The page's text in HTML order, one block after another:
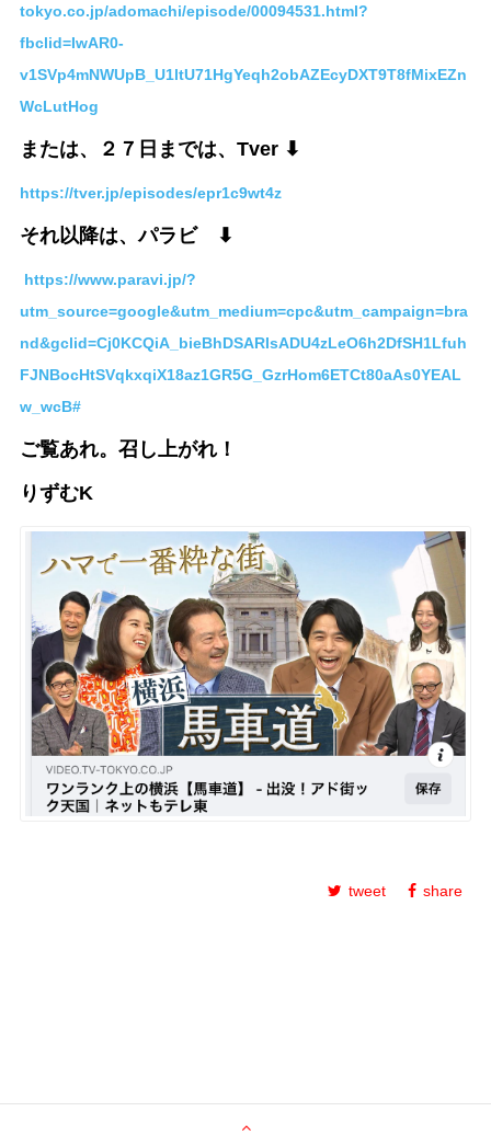
tokyo.co.jp/adomachi/episode/00094531.html?
fbclid=IwAR0-
v1SVp4mNWUpB_U1ltU71HgYeqh2obAZEcyDXT9T8fMixEZn
WcLutHog
または、２７日までは、Tver ⬇︎
https://tver.jp/episodes/epr1c9wt4z
それ以降は、パラビ ⬇︎
https://www.paravi.jp/?
utm_source=google&utm_medium=cpc&utm_campaign=bra
nd&gclid=Cj0KCQiA_bieBhDSARIsADU4zLeO6h2DfSH1Lfuh
FJNBocHtSVqkxqiX18az1GR5G_GzrHom6ETCt80aAs0YEAL
w_wcB#
ご覧あれ。召し上がれ！
りずむK
tweet share